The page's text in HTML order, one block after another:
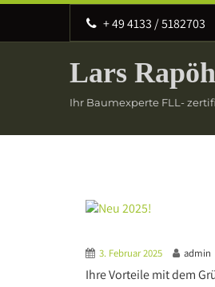
‭+ 49 4133 / 5182703
Lars
Ihr Baumexperte FLL-
3. Februar 2025 admin
Ihre Vorteile mit dem